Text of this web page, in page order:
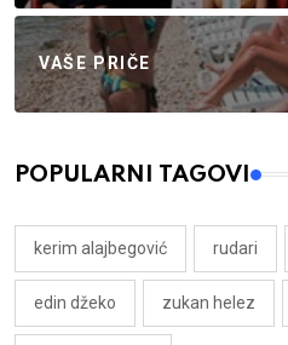
VAŠE PRIČE
POPULARNI TAGOVI
kerim alajbegović rudari
edin džeko zukan helez